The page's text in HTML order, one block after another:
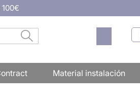
Mi carrito
Material instalación